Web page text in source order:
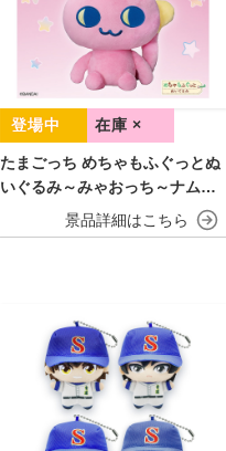
たまごっち めちゃもふぐっとぬ
いぐるみ～みゃおっち～ナムコ
キャンペーン
在庫 ×